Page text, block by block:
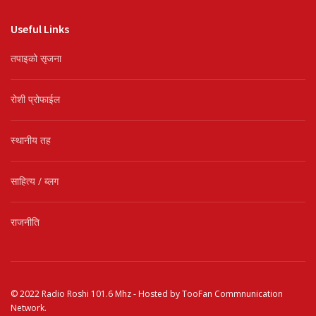
Useful Links
तपाइको सृजना
रोशी प्रोफाईल
स्थानीय तह
साहित्य / ब्लग
राजनीति
© 2022 Radio Roshi 101.6 Mhz- Hosted byTooFan Commnunication
Network.